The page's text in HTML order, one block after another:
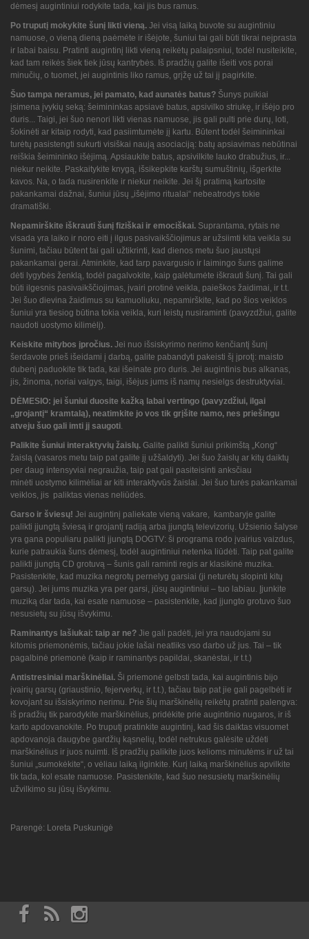
dėmesį augintiniui rodykite tada, kai jis bus ramus.
Po truputį mokykite šunį likti vieną. Jei visą laiką buvote su augintiniu
namuose, o vieną dieną paėmėte ir išėjote, šuniui tai gali būti tikrai neįprasta
ir labai baisu. Pratinti augintinį likti vieną reikėtų palaipsniui, todėl nusiteikite,
kad tam reikės šiek tiek jūsų kantrybės. Iš pradžių galite išeiti vos porai
minučių, o tuomet, jei augintinis liko ramus, grįžę už tai jį pagirkite.
Šuo tampa neramus, jei pamato, kad aunatės batus? Šunys puikiai
įsimena įvykių seką: šeimininkas apsiavė batus, apsivilko striukę, ir išėjo pro
duris... Taigi, jei šuo nenori likti vienas namuose, jis gali pulti prie durų, loti,
šokinėti ar kitaip rodyti, kad pasiimtumėte jį kartu. Būtent todėl šeimininkai
turėtų pasistengti sukurti visiškai naują asociaciją: batų apsiavimas nebūtinai
reiškia šeimininko išėjimą. Apsiaukite batus, apsivilkite lauko drabužius, ir...
niekur neikite. Paskaitykite knygą, išsikepkite karštų sumuštinių, išgerkite
kavos. Na, o tada nusirenkite ir niekur neikite. Jei šį pratimą kartosite
pakankamai dažnai, šuniui jūsų „išėjimo ritualai“ nebeatrodys tokie
dramatiški.
Nepamirškite iškrauti šunį fiziškai ir emociškai. Suprantama, rytais ne
visada yra laiko ir noro eiti į ilgus pasivaikščiojimus ar užsiimti kita veikla su
šunimi, tačiau būtent tai gali užtikrinti, kad dienos metu šuo jaustųsi
pakankamai gerai. Atminkite, kad tarp pavargusio ir laimingo šuns galime
dėti lygybės ženklą, todėl pagalvokite, kaip galėtumėte iškrauti šunį. Tai gali
būti ilgesnis pasivaikščiojimas, įvairi protinė veikla, paieškos žaidimai, ir t.t.
Jei šuo dievina žaidimus su kamuoliuku, nepamirškite, kad po šios veiklos
šuniui yra tiesiog būtina tokia veikla, kuri leistų nusiraminti (pavyzdžiui, galite
naudoti uostymo kilimėlį).
Keiskite mitybos įpročius. Jei nuo išsiskyrimo nerimo kenčiantį šunį
šerdavote prieš išeidami į darbą, galite pabandyti pakeisti šį įprotį: maisto
dubenį paduokite tik tada, kai išeinate pro duris. Jei augintinis bus alkanas,
jis, žinoma, noriai valgys, taigi, išėjus jums iš namų nesielgs destruktyviai.
DĖMESIO: jei šuniui duosite kažką labai vertingo (pavyzdžiui, ilgai
„grojantį“ kramtalą), neatimkite jo vos tik grįšite namo, nes priešingu
atveju šuo gali imti jį saugoti.
Palikite šuniui interaktyvių žaislų. Galite palikti šuniui prikimštą „Kong“
žaislą (vasaros metu taip pat galite jį užšaldyti). Jei šuo žaislų ar kitų daiktų
per daug intensyviai negraužia, taip pat gali pasiteisinti anksčiau
minėti uostymo kilimėliai ar kiti interaktyvūs žaislai. Jei šuo turės pakankamai
veiklos, jis paliktas vienas neliūdės.
Garso ir šviesų! Jei augintinį paliekate vieną vakare, kambaryje galite
palikti įjungtą šviesą ir grojantį radiją arba įjungtą televizorių. Užsienio šalyse
yra gana populiaru palikti įjungtą DOGTV: ši programa rodo įvairius vaizdus,
kurie patraukia šuns dėmesį, todėl augintiniui netenka liūdėti. Taip pat galite
palikti įjungtą CD grotuvą – šunis gali raminti regis ar klasikinė muzika.
Pasistenkite, kad muzika negrotų pernelyg garsiai (ji neturėtų slopinti kitų
garsų). Jei jums muzika yra per garsi, jūsų augintiniui – tuo labiau. Įjunkite
muziką dar tada, kai esate namuose – pasistenkite, kad įjungto grotuvo šuo
nesusietų su jūsų išvykimu.
Raminantys lašiukai: taip ar ne? Jie gali padėti, jei yra naudojami su
kitomis priemonėmis, tačiau jokie lašai neatliks vso darbo už jus. Tai – tik
pagalbinė priemonė (kaip ir raminantys papildai, skanėstai, ir t.t.)
Antistresiniai marškinėliai. Ši priemonė gelbsti tada, kai augintinis bijo
įvairių garsų (griaustinio, fejerverkų, ir t.t.), tačiau taip pat jie gali pagelbėti ir
kovojant su išsiskyrimo nerimu. Prie šių marškinėlių reikėtų pratinti palengva:
iš pradžių tik parodykite marškinėlius, pridėkite prie augintinio nugaros, ir iš
karto apdovanokite. Po truputį pratinkite augintinį, kad šis daiktas visuomet
apdovanoja daugybe gardžių kąsnelių, todėl netrukus galėsite uždėti
marškinėlius ir juos nuimti. Iš pradžių palikite juos kelioms minutėms ir už tai
šuniui „sumokėkite“, o vėliau laiką ilginkite. Kurį laiką marškinėlius apvilkite
tik tada, kol esate namuose. Pasistenkite, kad šuo nesusietų marškinėlių
užvilkimo su jūsų išvykimu.
Parengė: Loreta Puskunigė